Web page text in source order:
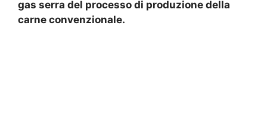
gas serra del processo di produzione della
carne convenzionale.